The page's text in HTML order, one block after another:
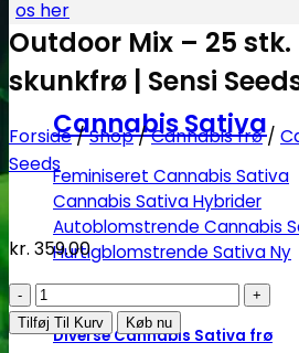
Cannabis Sativa
Feminiseret Cannabis Sativa
Cannabis Sativa Hybrider
Autoblomstrende Cannabis
Hurtigblomstrende Sativa
Diverse Cannabis Sativa frø
os her
Outdoor Mix – 25
skunkfrø | Sensi
Forside/Shop/Cannabis frø /
Seeds
kr. 359.00
Outdoor
Mix
Tilføj Til Kurv Køb nu